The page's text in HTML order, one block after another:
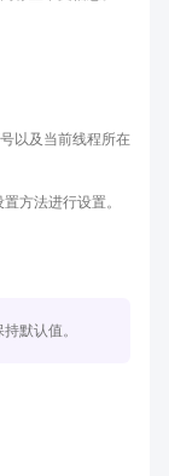
以及当前线程所在
方法进行设置。
默认值。